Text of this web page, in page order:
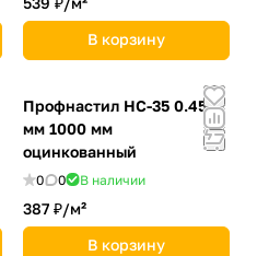
В корзину
Профнастил НС-35 0.45
мм 1000 мм
оцинкованный
0 0 В наличии
387 ₽/м²
В корзину